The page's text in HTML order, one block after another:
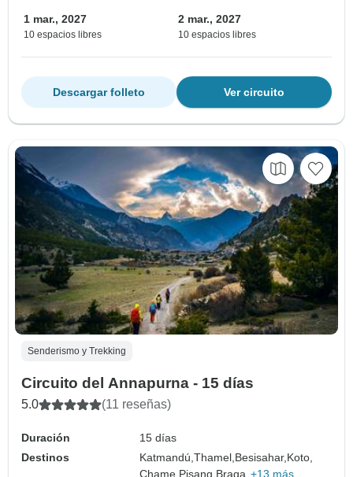
1 mar., 2027
10 espacios libres
2 mar., 2027
10 espacios libres
Ver circuito
Descargar folleto
Senderismo y Trekking
Circuito del Annapurna - 15 días
5.0 (11 reseñas)
Duración
15 días
Destinos
Katmandú,Thamel,Besisahar,Koto,
Chame, Pisang, Braga, +13 más